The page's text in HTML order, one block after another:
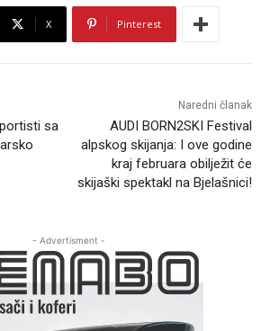
X Pinterest
sa
Naredni članak
AUDI BORN2SKI Festival
alpskog skijanja: I ove godine
kraj februara obilježit će
skijaški spektakl na Bjelašnici!
- Advertisment -